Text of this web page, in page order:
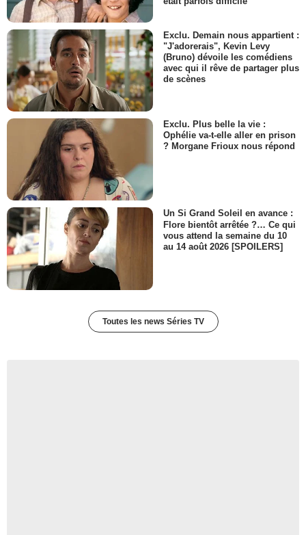
Exclu. Demain nous appartient :
"J'adorerais", Kevin Levy
(Bruno) dévoile les comédiens
avec qui il rêve de partager plus
de scènes
Exclu. Plus belle la vie :
Ophélie va-t-elle aller en prison
? Morgane Frioux nous répond
Un Si Grand Soleil en avance :
Flore bientôt arrêtée ?… Ce qui
vous attend la semaine du 10
au 14 août 2026 [SPOILERS]
Toutes les news Séries TV